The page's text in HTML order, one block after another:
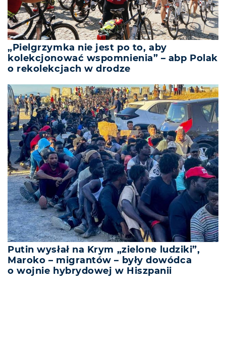
„Pielgrzymka nie jest po to, aby
kolekcjonować wspomnienia” – abp Polak
o rekolekcjach w drodze
Putin wysłał na Krym „zielone ludziki”,
Maroko – migrantów – były dowódca
o wojnie hybrydowej w Hiszpanii